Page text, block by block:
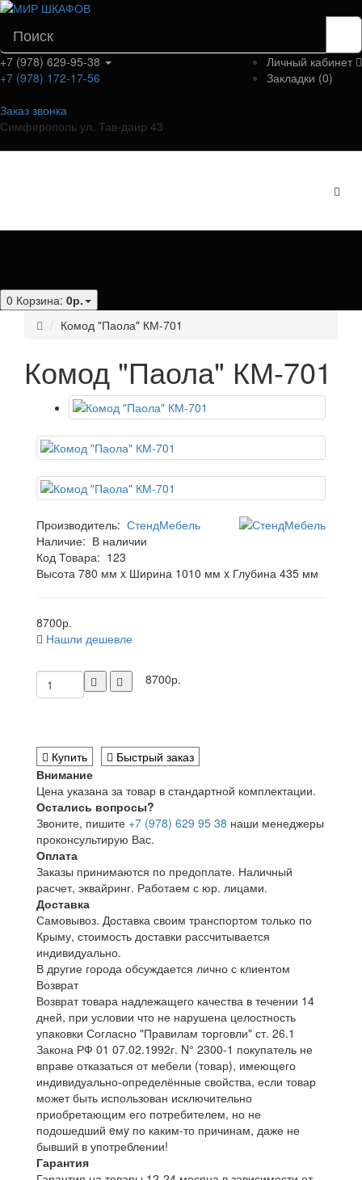
Личный кабинет
Закладки (0)
+7 (978) 629-95-38
+7 (978) 172-17-56
Заказ звонка
Симферополь ул. Тав-даир 43
0 Корзина: 0р.
Комод "Паола" КМ-701
Комод "Паола" КМ-701
Производитель: СтендМебель
Наличие: В наличии
Код Товара: 123
Высота 780 мм x Ширина 1010 мм x Глубина 435 мм
8700р.
Нашли дешевле
8700р.
Купить
Быстрый заказ
Внимание
Цена указана за товар в стандартной комплектации.
Остались вопросы?
Звоните, пишите +7 (978) 629 95 38 наши менеджеры
проконсультирую Вас.
Оплата
Заказы принимаются по предоплате. Наличный
расчет, эквайринг. Работаем с юр. лицами.
Доставка
Самовывоз. Доставка своим транспортом только по
Крыму, стоимость доставки рассчитывается
индивидуально.
В другие города обсуждается лично с клиентом
Возврат
Возврат товара надлежащего качества в течении 14
дней, при условии что не нарушена целостность
упаковки Согласно "Правилам торговли" ст. 26.1
Закона РФ 01 07.02.1992г. N° 2300-1 покупатель не
вправе отказаться от мебели (товар), имеющего
индивидуально-определённые свойства, если товар
может быть использован исключительно
приобретающим его потребителем, но не
подошедший eмy по каким-то причинам, даже не
бывший в употреблении!
Гарантия